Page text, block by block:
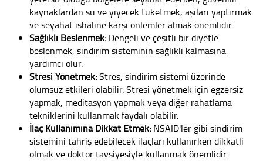
kaynaklardan su ve yiyecek tüketmek, aşıları yaptırmak
ve seyahat ishaline karşı önlemler almak önemlidir.
Sağlıklı Beslenmek: Dengeli ve çeşitli bir diyetle
beslenmek, sindirim sisteminin sağlıklı kalmasına
yardımcı olur.
Stresi Yönetmek:Stres, sindirim sistemi üzerinde
olumsuz etkileri olabilir. Stresi yönetmek için egzersiz
yapmak, meditasyon yapmak veya diğer rahatlama
tekniklerini kullanmak faydalı olabilir.
İlaç Kullanımına Dikkat Etmek: NSAID'ler gibi sindirim
sistemini tahriş edebilecek ilaçları kullanırken dikkatli
olmak ve doktor tavsiyesiyle kullanmak önemlidir.